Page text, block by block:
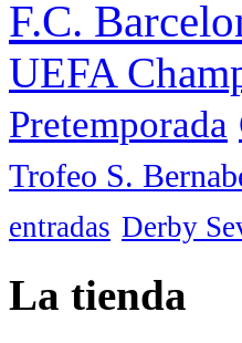
F.C.
UEFA
Pretemporada
Trofeo S.
entradas Derby
La tienda